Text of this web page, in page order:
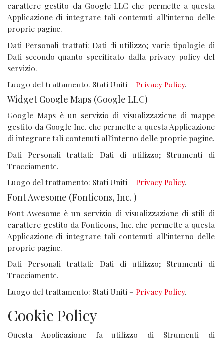
carattere gestito da Google LLC che permette a questa
Applicazione di integrare tali contenuti all’interno delle
proprie pagine.
Dati Personali trattati: Dati di utilizzo; varie tipologie di
Dati secondo quanto specificato dalla privacy policy del
servizio.
Luogo del trattamento: Stati Uniti – Privacy Policy.
Widget Google Maps (Google LLC)
Google Maps è un servizio di visualizzazione di mappe
gestito da Google Inc. che permette a questa Applicazione
di integrare tali contenuti all’interno delle proprie pagine.
Dati Personali trattati: Dati di utilizzo; Strumenti di
Tracciamento.
Luogo del trattamento: Stati Uniti – Privacy Policy.
Font Awesome (Fonticons, Inc. )
Font Awesome è un servizio di visualizzazione di stili di
carattere gestito da Fonticons, Inc. che permette a questa
Applicazione di integrare tali contenuti all’interno delle
proprie pagine.
Dati Personali trattati: Dati di utilizzo; Strumenti di
Tracciamento.
Luogo del trattamento: Stati Uniti – Privacy Policy.
Cookie Policy
Questa Applicazione fa utilizzo di Strumenti di